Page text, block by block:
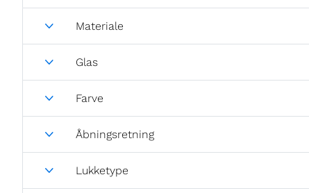
Materiale
Glas
Farve
Åbningsretning
Lukketype